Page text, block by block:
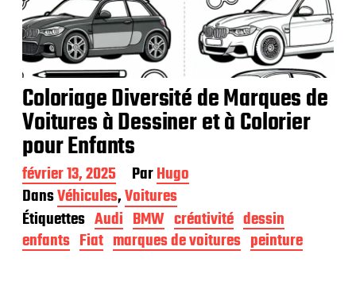
Coloriage Diversité de Marques de
Voitures à Dessiner et à Colorier
pour Enfants
D
a
t
e
d
e
février 13, 2025 ParHugo
DansVéhicules,Voitures
Étiquettes Audi BMW créativité dessin
enfants Fiat marques de voitures peinture